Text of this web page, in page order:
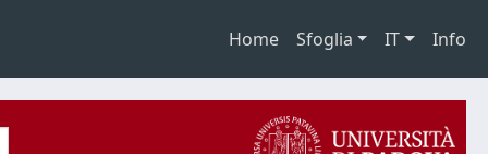
Home Sfoglia IT Info